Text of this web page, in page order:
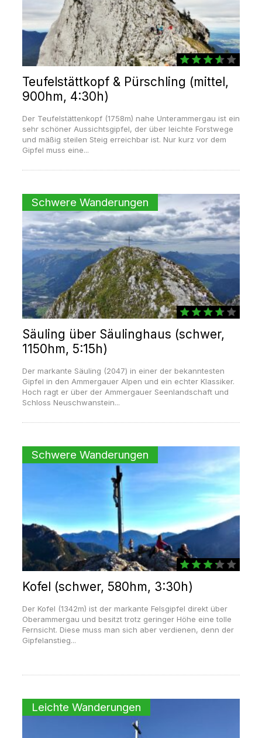
Teufelstättkopf & Pürschling (mittel,
900hm, 4:30h)
Der Teufelstättenkopf (1758m) nahe Unterammergau ist ein
sehr schöner Aussichtsgipfel, der über leichte Forstwege
und mäßig steilen Steig erreichbar ist. Nur kurz vor dem
Gipfel muss eine...
Schwere Wanderungen
Säuling über Säulinghaus (schwer,
1150hm, 5:15h)
Der markante Säuling (2047) in einer der bekanntesten
Gipfel in den Ammergauer Alpen und ein echter Klassiker.
Hoch ragt er über der Ammergauer Seenlandschaft und
Schloss Neuschwanstein...
Schwere Wanderungen
Kofel (schwer, 580hm, 3:30h)
Der Kofel (1342m) ist der markante Felsgipfel direkt über
Oberammergau und besitzt trotz geringer Höhe eine tolle
Fernsicht. Diese muss man sich aber verdienen, denn der
Gipfelanstieg...
Leichte Wanderungen